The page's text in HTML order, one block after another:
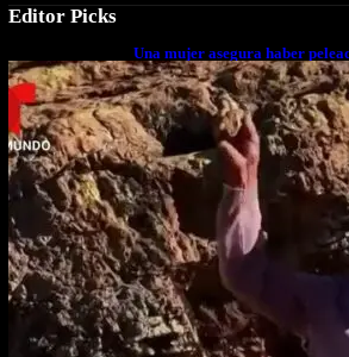
Editor Picks
Una mujer asegura haber
cuerpo a cuerpo